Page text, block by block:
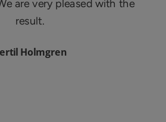
are very pleased with the
result.
Holmgren